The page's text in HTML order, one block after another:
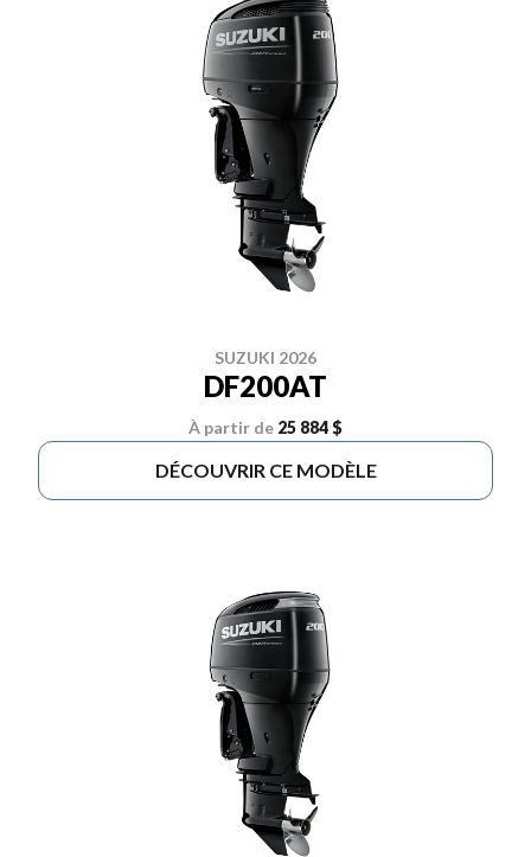
SUZUKI 2026
DF200AT
À partir de 25 884 $
DÉCOUVRIR CE MODÈLE